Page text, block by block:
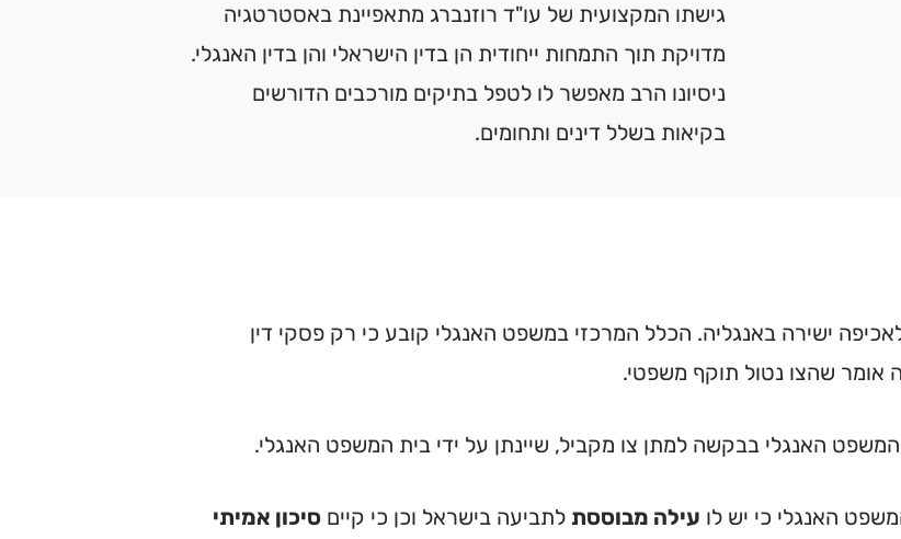
גישתו המקצועית של עו"ד רוזנברג מתאפיינת באסטרטגיה
מדויקת תוך התמחות ייחודית הן בדין הישראלי והן בדין האנגלי.
ניסיונו הרב מאפשר לו לטפל בתיקים מורכבים הדורשים
בקיאות בשלל דינים ותחומים.
לאכיפה ישירה באנגליה. הכלל המרכזי במשפט האנגלי קובע כי רק פסקי דין
אומר שהצו נטול תוקף משפטי.
האנגלי בבקשה למתן צו מקביל, שיינתן על ידי בית המשפט האנגלי.
האנגלי כי יש לו עילה מבוססת לתביעה בישראל וכן כי קייםסיכון אמיתי